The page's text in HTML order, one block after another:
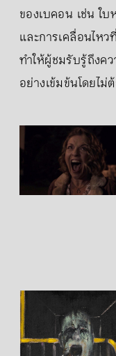
ของเบคอน เช่น ใ
และการเคลื่อนไห
ทำให้ผู้ชมรับรู้ถึงค
อย่างเข้มข้นโดยไม่